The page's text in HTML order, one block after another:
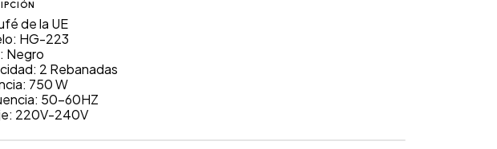
de la UE
HG-223
Negro
2 Rebanadas
750 W
50-60HZ
220V-240V